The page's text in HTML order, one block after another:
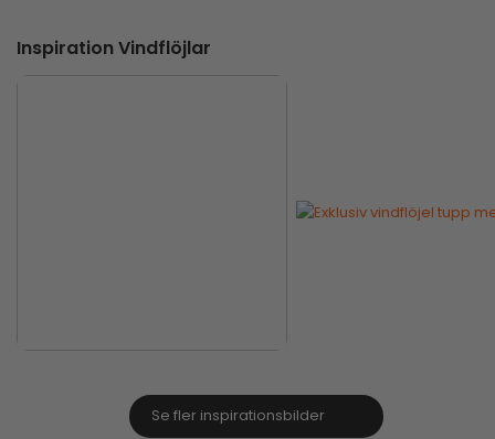
Inspiration Vindflöjlar
Se fler inspirationsbilder